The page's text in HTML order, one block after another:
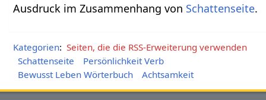
Ausdruck im Zusammenhang von Schattenseite.
Kategorien: Seiten, die die RSS-Erweiterung verwenden
Schattenseite
Persönlichkeit Verb
Bewusst Leben Wörterbuch
Achtsamkeit